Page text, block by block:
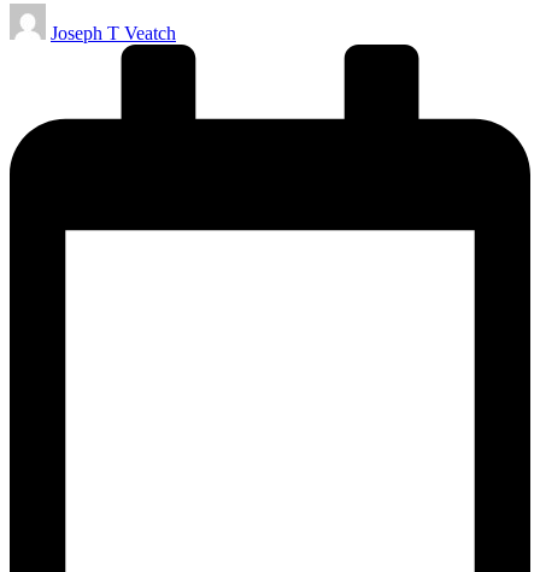
Publicado
por
Joseph T Veatch